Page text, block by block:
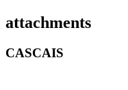
attachments
CASCAIS